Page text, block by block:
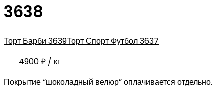
3638
Торт Барби 3639Торт Спорт Футбол 3637
4900₽ / кг
Покрытие “шоколадный велюр” оплачивается отдельно.